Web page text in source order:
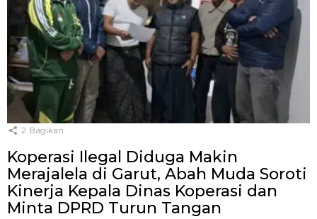
2 Bagikan
Koperasi Ilegal Diduga Makin
Merajalela di Garut, Abah Muda Soroti
Kinerja Kepala Dinas Koperasi dan
Minta DPRD Turun Tangan